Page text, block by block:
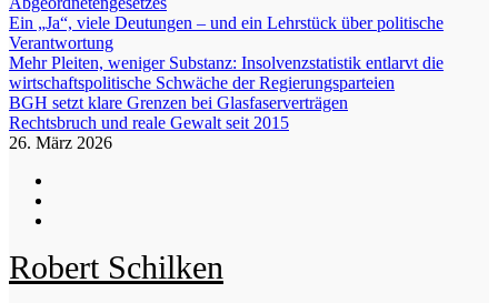
Ein „Ja“, viele Deutungen – und ein Lehrstück über politische
Verantwortung
Mehr Pleiten, weniger Substanz: Insolvenzstatistik entlarvt die
wirtschaftspolitische Schwäche der Regierungsparteien
BGH setzt klare Grenzen bei Glasfaserverträgen
Rechtsbruch und reale Gewalt seit 2015
26. März 2026
Robert Schilken